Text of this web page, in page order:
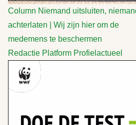
Column Niemand uitsluiten,
achterlaten | Wij zijn hier om de
medemens te beschermen
Redactie Platform Profielactueel